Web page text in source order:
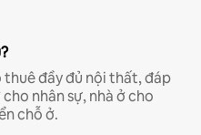
đầy đủ nội thất, đáp
nhân sự, nhà ở cho
chỗ ở.